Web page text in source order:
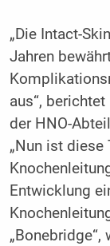
„Die Intact-
Jahren
aus“,
der HNO-
„Nun ist
Entwicklung